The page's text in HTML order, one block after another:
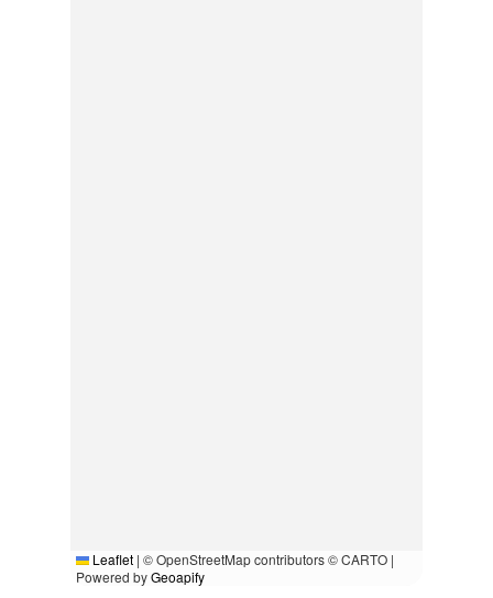
Leaflet | © OpenStreetMap contributors © CARTO |
Powered byGeoapify